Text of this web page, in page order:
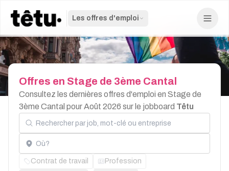
Les offres d'emploi
Offres en Stage de 3ème Cantal
Consultez les dernières offres d'emploi en Stage de
3ème Cantal pour Août 2026 sur le jobboard Têtu
Rechercher par job, mot-clé ou entreprise
Localisation
Contrat de travail Profession